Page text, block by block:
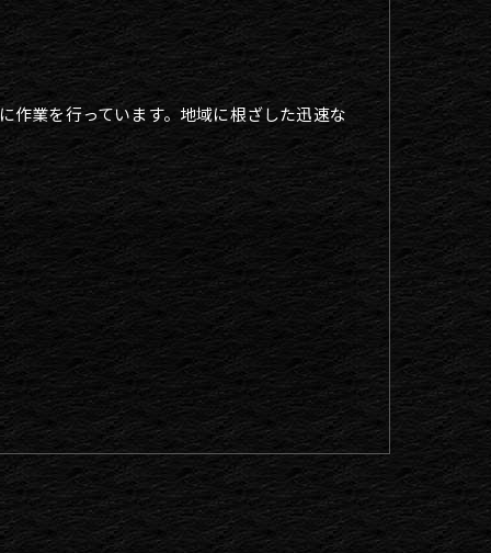
作業を行っています。地域に根ざした迅速な